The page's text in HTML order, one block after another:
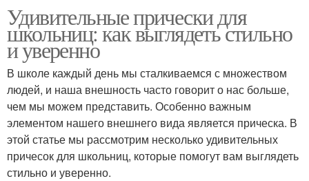
Удивительные прически для
школьниц: как выглядеть стильно
и уверенно
В школе каждый день мы сталкиваемся с множеством
людей, и наша внешность часто говорит о нас больше,
чем мы можем представить. Особенно важным
элементом нашего внешнего вида является прическа. В
этой статье мы рассмотрим несколько удивительных
причесок для школьниц, которые помогут вам выглядеть
стильно и уверенно.